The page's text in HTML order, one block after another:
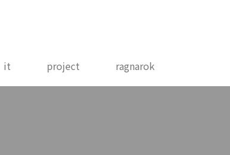
it project ragnarok